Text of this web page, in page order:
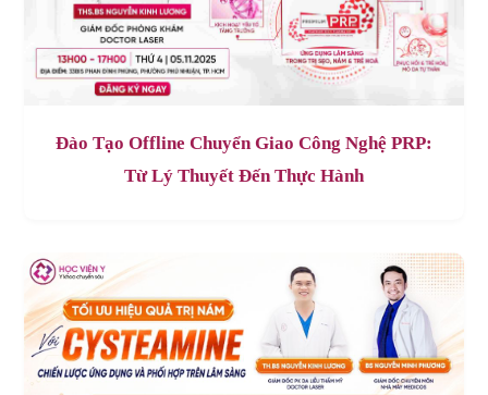
Đào Tạo Offline Chuyển Giao Công Nghệ PRP:
Từ Lý Thuyết Đến Thực Hành